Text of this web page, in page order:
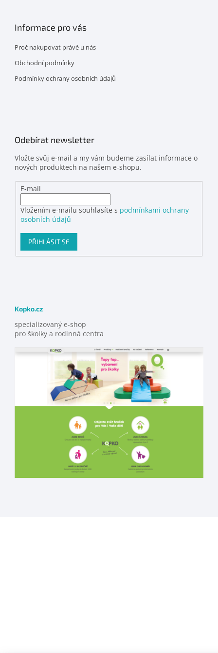
Informace pro vás
Proč nakupovat právě u nás
Obchodní podmínky
Podmínky ochrany osobních údajů
Odebírat newsletter
Vložte svůj e-mail a my vám budeme zasílat informace o
nových produktech na našem e-shopu.
E-mail
Vložením e-mailu souhlasíte s podmínkami ochrany
osobních údajů
PŘIHLÁSIT SE
Kopko.cz
specializovaný e-shop
pro školky a rodinná centra